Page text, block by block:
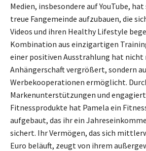
Medien, insbesondere auf YouTube,
treue Fangemeinde aufzubauen, die
Videos und ihren Healthy Lifestyle
Kombination aus einzigartigen
einer positiven Ausstrahlung hat nicht
Anhängerschaft vergrößert, sondern
Werbekooperationen ermöglicht.
Markenunterstützungen und
Fitnessprodukte hat Pamela ein
aufgebaut, das ihr ein
sichert. Ihr Vermögen, das sich
Euro beläuft, zeugt von ihrem